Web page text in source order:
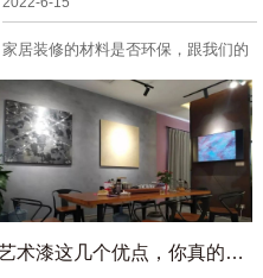
家居装修的材料是否环保，跟我们的
健康是息息相关的...
艺术漆这几个优点，你真的需要了解